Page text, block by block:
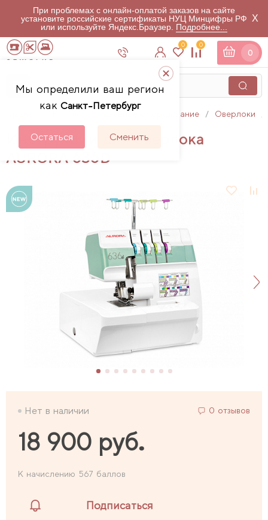
При проблемах с онлайн-оплатой заказов на сайте
установите российские сертификаты НУЦ Минцифры РФ
или используйте Яндекс.Браузер. Подробнее...
X
Мы определили ваш регион
как Санкт-Петербург
Остаться Сменить
0 0
0
Швейное оборудование Оверлоки
Инструкции для оверлока
AURORA 636D
Нет в наличии 0 отзывов
18 900 руб.
К начислению 567 баллов
Подписаться